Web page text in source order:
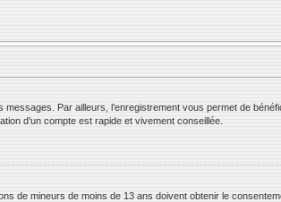
Par ailleurs, l’enregistrement vous permet de
d’un compte est rapide et vivement conseillée.
de mineurs de moins de 13 ans doivent obtenir le